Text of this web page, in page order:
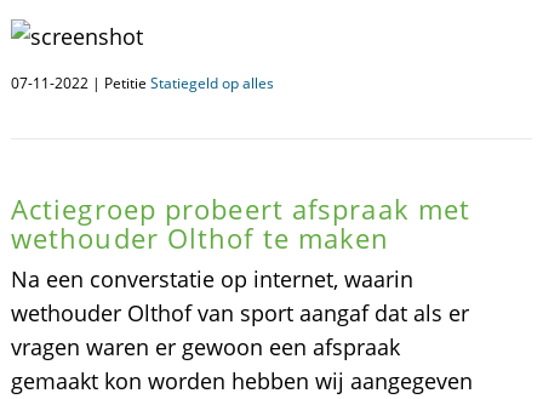
07-11-2022 | Petitie Statiegeld op alles
Actiegroep probeert afspraak met
wethouder Olthof te maken
Na een converstatie op internet, waarin
wethouder Olthof van sport aangaf dat als er
vragen waren er gewoon een afspraak
gemaakt kon worden hebben wij aangegeven